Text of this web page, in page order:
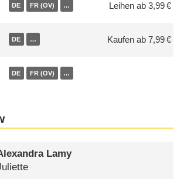
DE FR (OV) … Leihen ab 3,99 €
DE … Kaufen ab 7,99 €
DE FR (OV) …
Lamy